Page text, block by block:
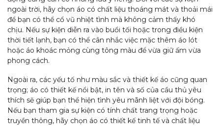
ngoài trời, hãy chọn áo có chất liệu thoáng mát và thoải mái
để bạn có thể cổ vũ nhiệt tình mà không cảm thấy khó
chịu. Nếu sự kiện diễn ra vào buổi tối hoặc trong điều kiện
thời tiết lạnh, bạn có thể cân nhắc việc mặc thêm áo lót
hoặc áo khoác mỏng cùng tông màu để vừa giữ ấm vừa
phong cách.
Ngoài ra, các yếu tố như màu sắc và thiết kế áo cũng quan
trọng; áo có thiết kế nổi bật, in tên và số của cầu thủ yêu
thích sẽ giúp bạn thể hiện tình yêu mãnh liệt với đội bóng.
Nếu bạn tham gia sự kiện có tính chất trang trọng hoặc
truyền thông, hãy chọn áo có thiết kế tinh tế và chất liệu